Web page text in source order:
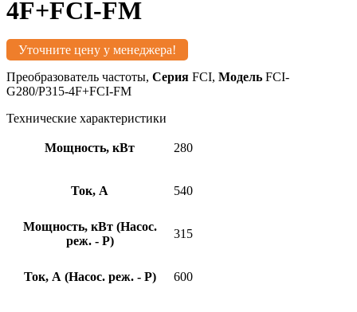
4F+FCI-FM
Уточните цену у менеджера!
Преобразователь частоты, Серия FCI, Модель FCI-
G280/P315-4F+FCI-FM
Технические характеристики
Мощность, кВт 280
Ток, А 540
Мощность, кВт (Насос.
реж. - P)
315
Ток, А (Насос. реж. - P) 600